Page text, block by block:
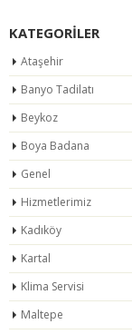
KATEGORILER
Ataşehir
Banyo Tadilatı
Beykoz
Boya Badana
Genel
Hizmetlerimiz
Kadıköy
Kartal
Klima Servisi
Maltepe